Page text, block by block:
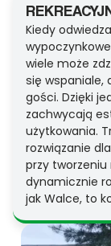
Kiedy
wiele może
się wspaniale,
gości. Dzięki
zachwycają
użytkowania.
rozwiązanie
przy
dynamicznie
jak Walce, to